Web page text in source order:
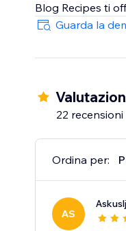
Blog Recipes ti
Guarda la
22 recensioni
Ordina per:
AS